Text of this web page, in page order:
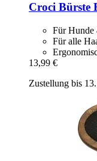
Croci Bürste
Für Hunde
Für alle
13,99 €
Zustellung bis